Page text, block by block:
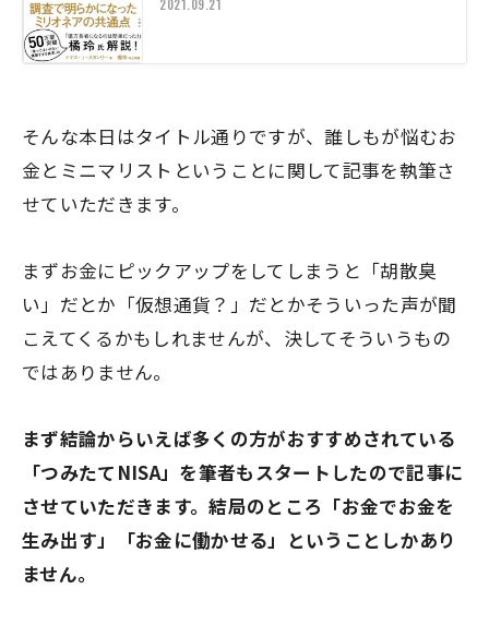
2021.09.21
そんな本日はタイトル通りですが、誰しもが悩むお
金とミニマリストということに関して記事を執筆さ
せていただきます。
まずお金にピックアップをしてしまうと「胡散臭
い」だとか「仮想通貨？」だとかそういった声が聞
こえてくるかもしれませんが、決してそういうもの
ではありません。
まず結論からいえば多くの方がおすすめされている
「つみたてNISA」を筆者もスタートしたので記事に
させていただきます。結局のところ「お金でお金を
生み出す」「お金に働かせる」ということしかあり
ません。